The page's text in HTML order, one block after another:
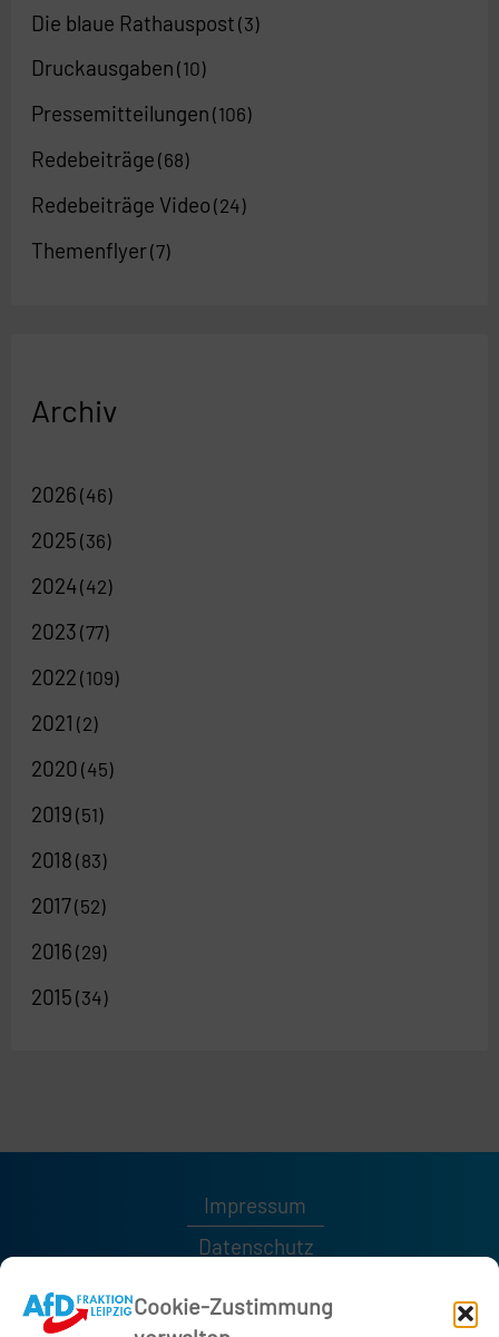
Cookie-Zustimmung
Die blaue Rathauspost (3)
Druckausgaben (10)
Pressemitteilungen (106)
Redebeiträge (68)
Redebeiträge Video (24)
Themenflyer(7)
Archiv
2026 (46)
2025 (36)
2024 (42)
2023 (77)
2022 (109)
2021 (2)
2020 (45)
2019 (51)
2018 (83)
2017(52)
2016 (29)
2015 (34)
Impressum
Datenschutz